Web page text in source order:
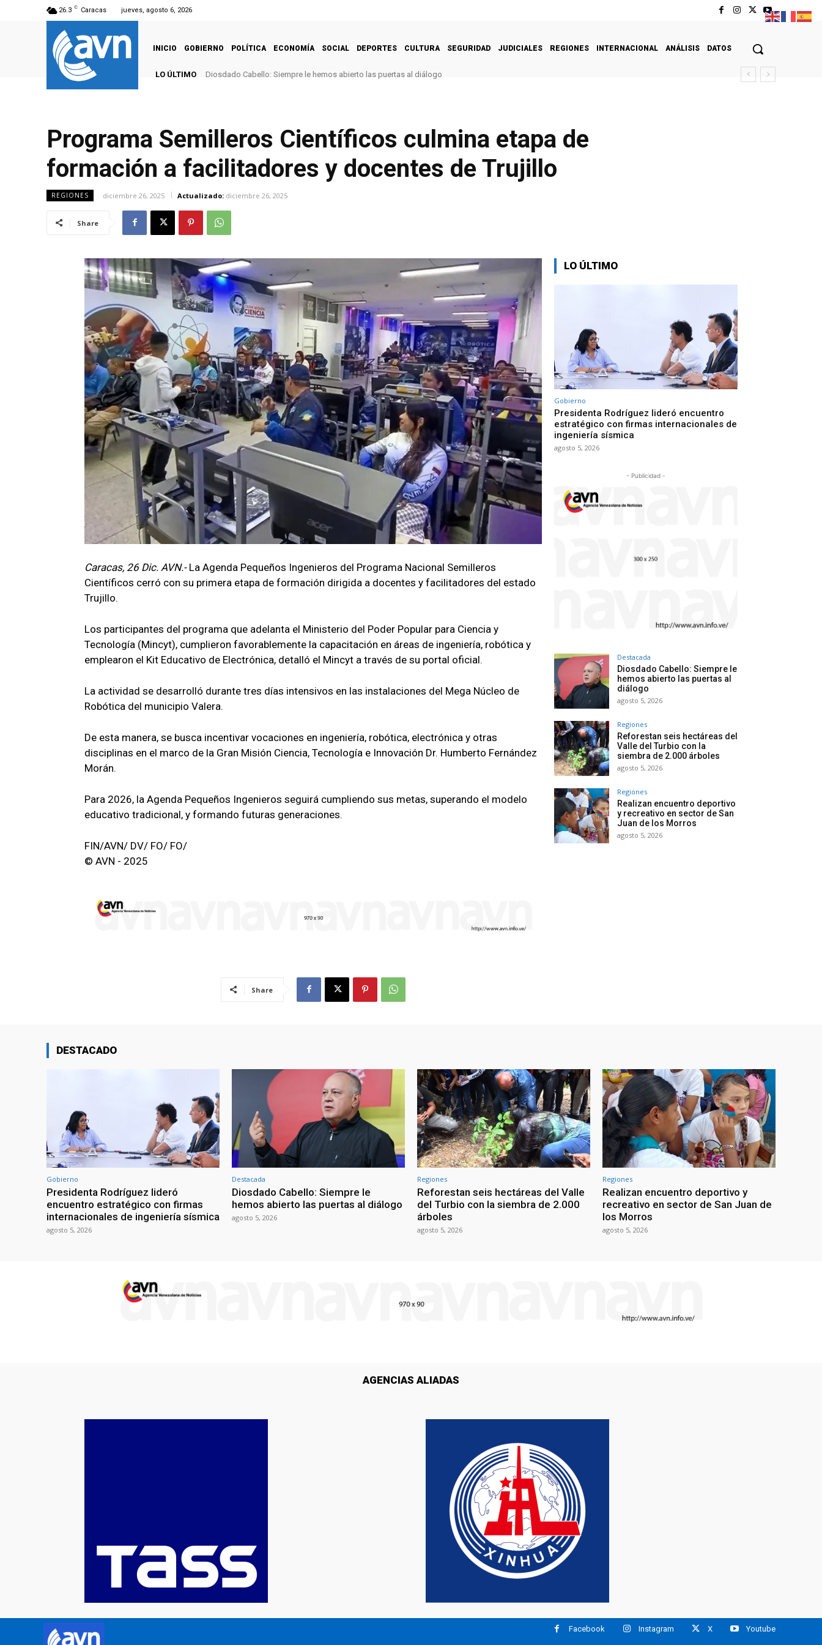
26.3 C Caracas jueves, agosto 6, 2026
INICIO GOBIERNO POLÍTICA ECONOMÍA SOCIAL DEPORTES CULTURA SEGURIDAD JUDICIALES REGIONES INTERNACIONAL ANÁLISIS DATOS
LO ÚLTIMO Diosdado Cabello: Siempre le hemos abierto las puertas al diálogo
Programa Semilleros Científicos culmina etapa de
formación a facilitadores y docentes de Trujillo
REGIONES diciembre 26, 2025 Actualizado: diciembre 26, 2025
Share
Caracas, 26 Dic. AVN.- La Agenda Pequeños Ingenieros del Programa Nacional Semilleros
Científicos cerró con su primera etapa de formación dirigida a docentes y facilitadores del estado
Trujillo.
Los participantes del programa que adelanta el Ministerio del Poder Popular para Ciencia y
Tecnología (Mincyt), cumplieron favorablemente la capacitación en áreas de ingeniería, robótica y
emplearon el Kit Educativo de Electrónica, detalló el Mincyt a través de su portal oficial.
La actividad se desarrolló durante tres días intensivos en las instalaciones del Mega Núcleo de
Robótica del municipio Valera.
De esta manera, se busca incentivar vocaciones en ingeniería, robótica, electrónica y otras
disciplinas en el marco de la Gran Misión Ciencia, Tecnología e Innovación Dr. Humberto Fernández
Morán.
Para 2026, la Agenda Pequeños Ingenieros seguirá cumpliendo sus metas, superando el modelo
educativo tradicional, y formando futuras generaciones.
FIN/AVN/ DV/ FO/ FO/
© AVN - 2025
Share
LO ÚLTIMO
Gobierno
Presidenta Rodríguez lideró encuentro
estratégico con firmas internacionales de
ingeniería sísmica
agosto 5, 2026
- Publicidad -
Destacada
Diosdado Cabello: Siempre le
hemos abierto las puertas al
diálogo
agosto 5, 2026
Regiones
Reforestan seis hectáreas del
Valle del Turbio con la
siembra de 2.000 árboles
agosto 5, 2026
Regiones
Realizan encuentro deportivo
y recreativo en sector de San
Juan de los Morros
agosto 5, 2026
DESTACADO
Gobierno
Presidenta Rodríguez lideró
encuentro estratégico con firmas
internacionales de ingeniería sísmica
agosto 5, 2026
Destacada
Diosdado Cabello: Siempre le
hemos abierto las puertas al diálogo
agosto 5, 2026
Regiones
Reforestan seis hectáreas del Valle
del Turbio con la siembra de 2.000
árboles
agosto 5, 2026
Regiones
Realizan encuentro deportivo y
recreativo en sector de San Juan de
los Morros
agosto 5, 2026
AGENCIAS ALIADAS
Facebook Instagram X Youtube